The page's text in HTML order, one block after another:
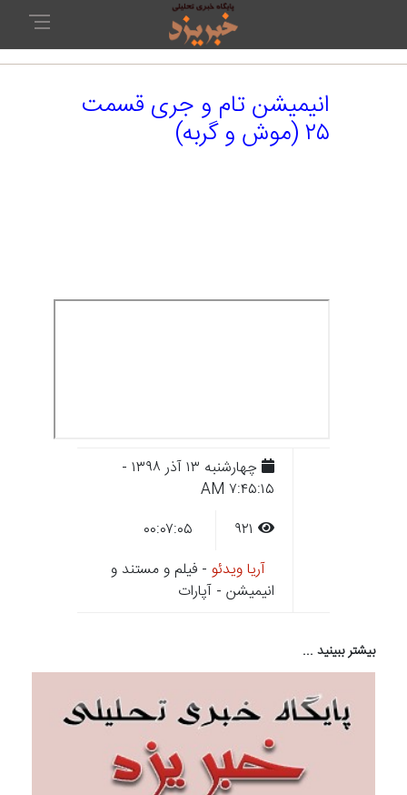
انیمیشن تام و جری قسمت
۲۵ (موش و گربه)
چهارشنبه ۱۳ آذر ۱۳۹۸ -
۷:۴۵:۱۵ AM
آریا ویدئو - فیلم و مستند و
انیمیشن - آپارات
بیشتر ببینید ...